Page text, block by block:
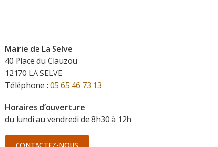
Mairie de La Selve
40 Place du Clauzou
12170 LA SELVE
Téléphone : 05 65 46 73 13
Horaires d’ouverture
du lundi au vendredi de 8h30 à 12h
CONTACTEZ-NOUS